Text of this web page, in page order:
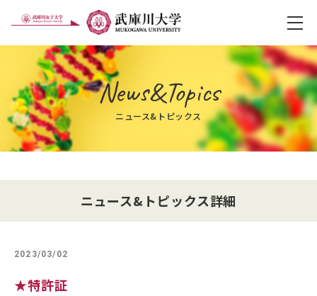
News&Topics
ニュース&トピックス
ニュース&トピックス詳細
2023/03/02
★特許証